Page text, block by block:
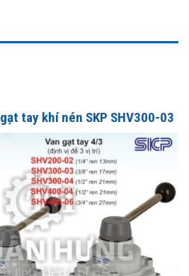
tay khí nén SKP SHV300-03